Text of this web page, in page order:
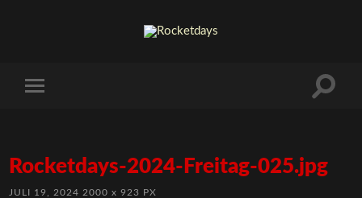
Rocketdays-2024-Freitag-025.jpg
JULI 19, 2024 2000x 923 PX